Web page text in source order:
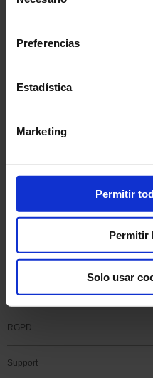
Preferencias
Estadística
Marketing
Permitir
Permitir
Solo usar
RGPD
Le Groupe
Modifier
RGPD
RGPD
Support